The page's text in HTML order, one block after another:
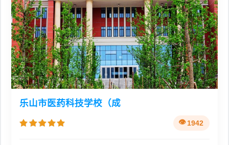
乐山市医药科技学校（成
1942